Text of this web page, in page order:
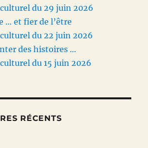
du 29 juin 2026
… et fier de l’être
du 22 juin 2026
des histoires …
du 15 juin 2026
RÉCENTS